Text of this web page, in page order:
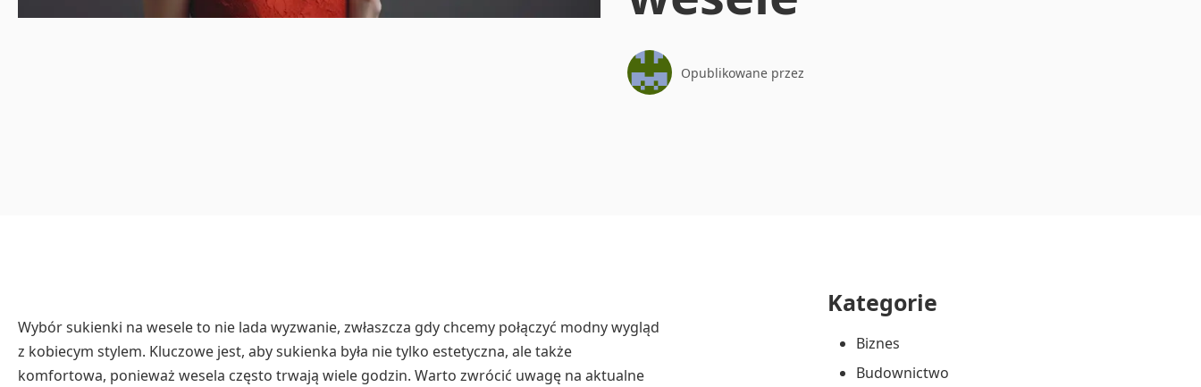
Opublikowane przez
Wybór sukienki na wesele to nie lada wyzwanie, zwłaszcza gdy chcemy połączyć modny wygląd
z kobiecym stylem. Kluczowe jest, aby sukienka była nie tylko estetyczna, ale także
komfortowa, ponieważ wesela często trwają wiele godzin. Warto zwrócić uwagę na aktualne
Przejdź
stopki
Kategorie
Biznes
Budownictwo